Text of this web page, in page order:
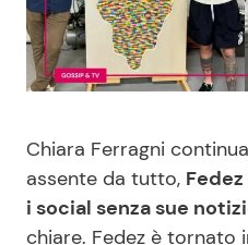
Benessere
Casa
Mondo Mamma
Chiara Ferragni
assente da tutto,
i social senza sue
chiare. Fedez è tornato